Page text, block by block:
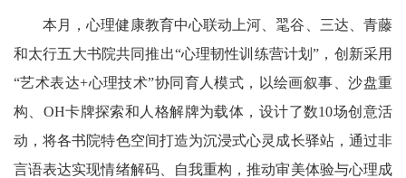
本月，心理健康教育中心联动上河、毣谷、三达、青藤
和太行五大书院共同推出“心理韧性训练营计划”，创新采用
“艺术表达+心理技术”协同育人模式，以绘画叙事、沙盘重
构、OH卡牌探索和人格解牌为载体，设计了数10场创意活
动，将各书院特色空间打造为沉浸式心灵成长驿站，通过非
言语表达实现情绪解码、自我重构，推动审美体验与心理成